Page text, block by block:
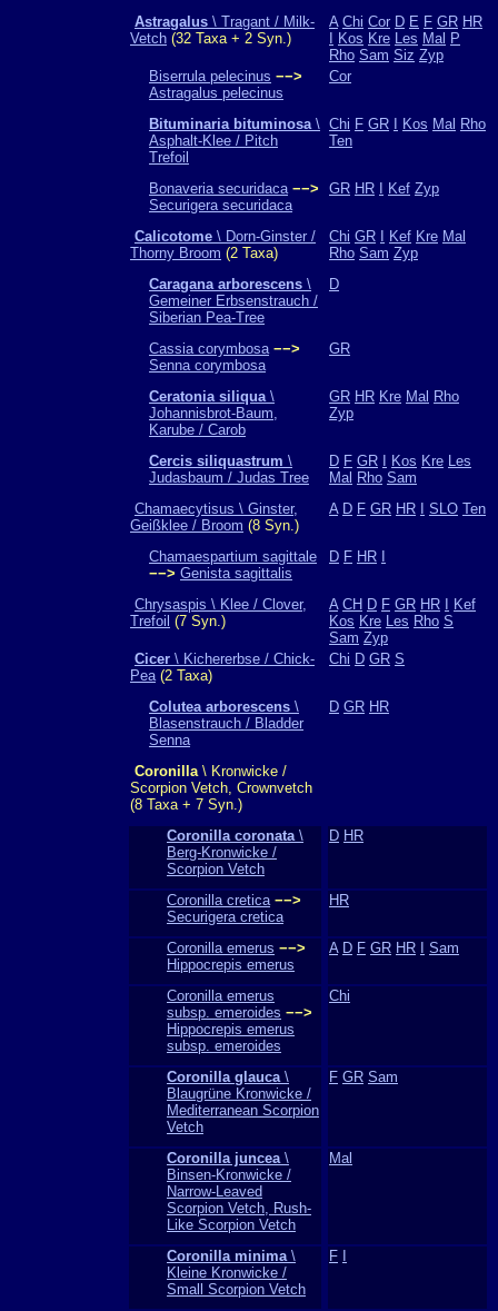
Astragalus \ Tragant / Milk-
Vetch (32 Taxa + 2 Syn.)
A Chi Cor D E F GR HR
Kos Kre Les Mal P
Rho Sam Siz Zyp
Biserrula pelecinus −−>
Astragalus pelecinus
Cor
Bituminaria bituminosa\
Asphalt-Klee / Pitch
Trefoil
Chi F GR Kos Mal Rho
Ten
Bonaveria securidaca −−>
Securigera securidaca
GR HR Kef Zyp
Calicotome \ Dorn-Ginster /
Thorny Broom (2 Taxa)
Chi GR Kef Kre Mal
Rho Sam Zyp
Caragana arborescens \
Gemeiner Erbsenstrauch /
Siberian Pea-Tree
D
Cassia corymbosa −−>
Senna corymbosa
GR
Ceratonia siliqua\
Johannisbrot-Baum,
Karube / Carob
GR HR Kre Mal Rho
Zyp
Cercis siliquastrum \
Judasbaum / Judas Tree
D F GR Kos Kre Les
Mal Rho Sam
Chamaecytisus \ Ginster,
Geißklee / Broom (8 Syn.)
A D F GR HR SLO Ten
Chamaespartium sagittale
−−> Genista sagittalis
D F HR
Chrysaspis \ Klee / Clover,
Trefoil (7 Syn.)
A CH D F GR HR
Kef
Kos Kre Les Rho S
Sam Zyp
Cicer \ Kichererbse / Chick-
Pea(2 Taxa)
Chi D GR S
Colutea arborescens \
Blasenstrauch / Bladder
Senna
D GR HR
Coronilla\ Kronwicke /
Scorpion Vetch, Crownvetch
(8 Taxa + 7 Syn.)
Coronilla coronata\
Berg-Kronwicke /
Scorpion Vetch
D HR
Coronilla cretica −−>
Securigera cretica
HR
Coronilla emerus −−>
Hippocrepis emerus
A D F GR HR Sam
Coronilla emerus
subsp. emeroides −−>
Hippocrepis emerus
subsp. emeroides
Chi
Coronilla glauca\
Blaugrüne Kronwicke /
Mediterranean Scorpion
Vetch
F GR Sam
Coronilla juncea\
Binsen-Kronwicke /
Narrow-Leaved
Scorpion Vetch, Rush-
Like Scorpion Vetch
Mal
Coronilla minima\
Kleine Kronwicke /
Small Scorpion Vetch
F